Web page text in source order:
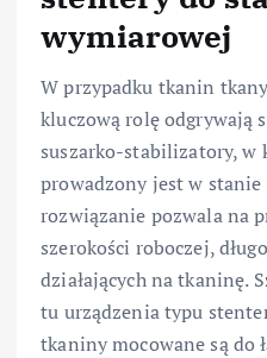
wymiarowej
W przypadku tkanin
kluczową rolę odgrywają
suszarko-stabilizatory, w
prowadzony jest w
rozwiązanie pozwala na
szerokości roboczej,
działających na tkaninę.
tu urządzenia typu
tkaniny mocowane są do